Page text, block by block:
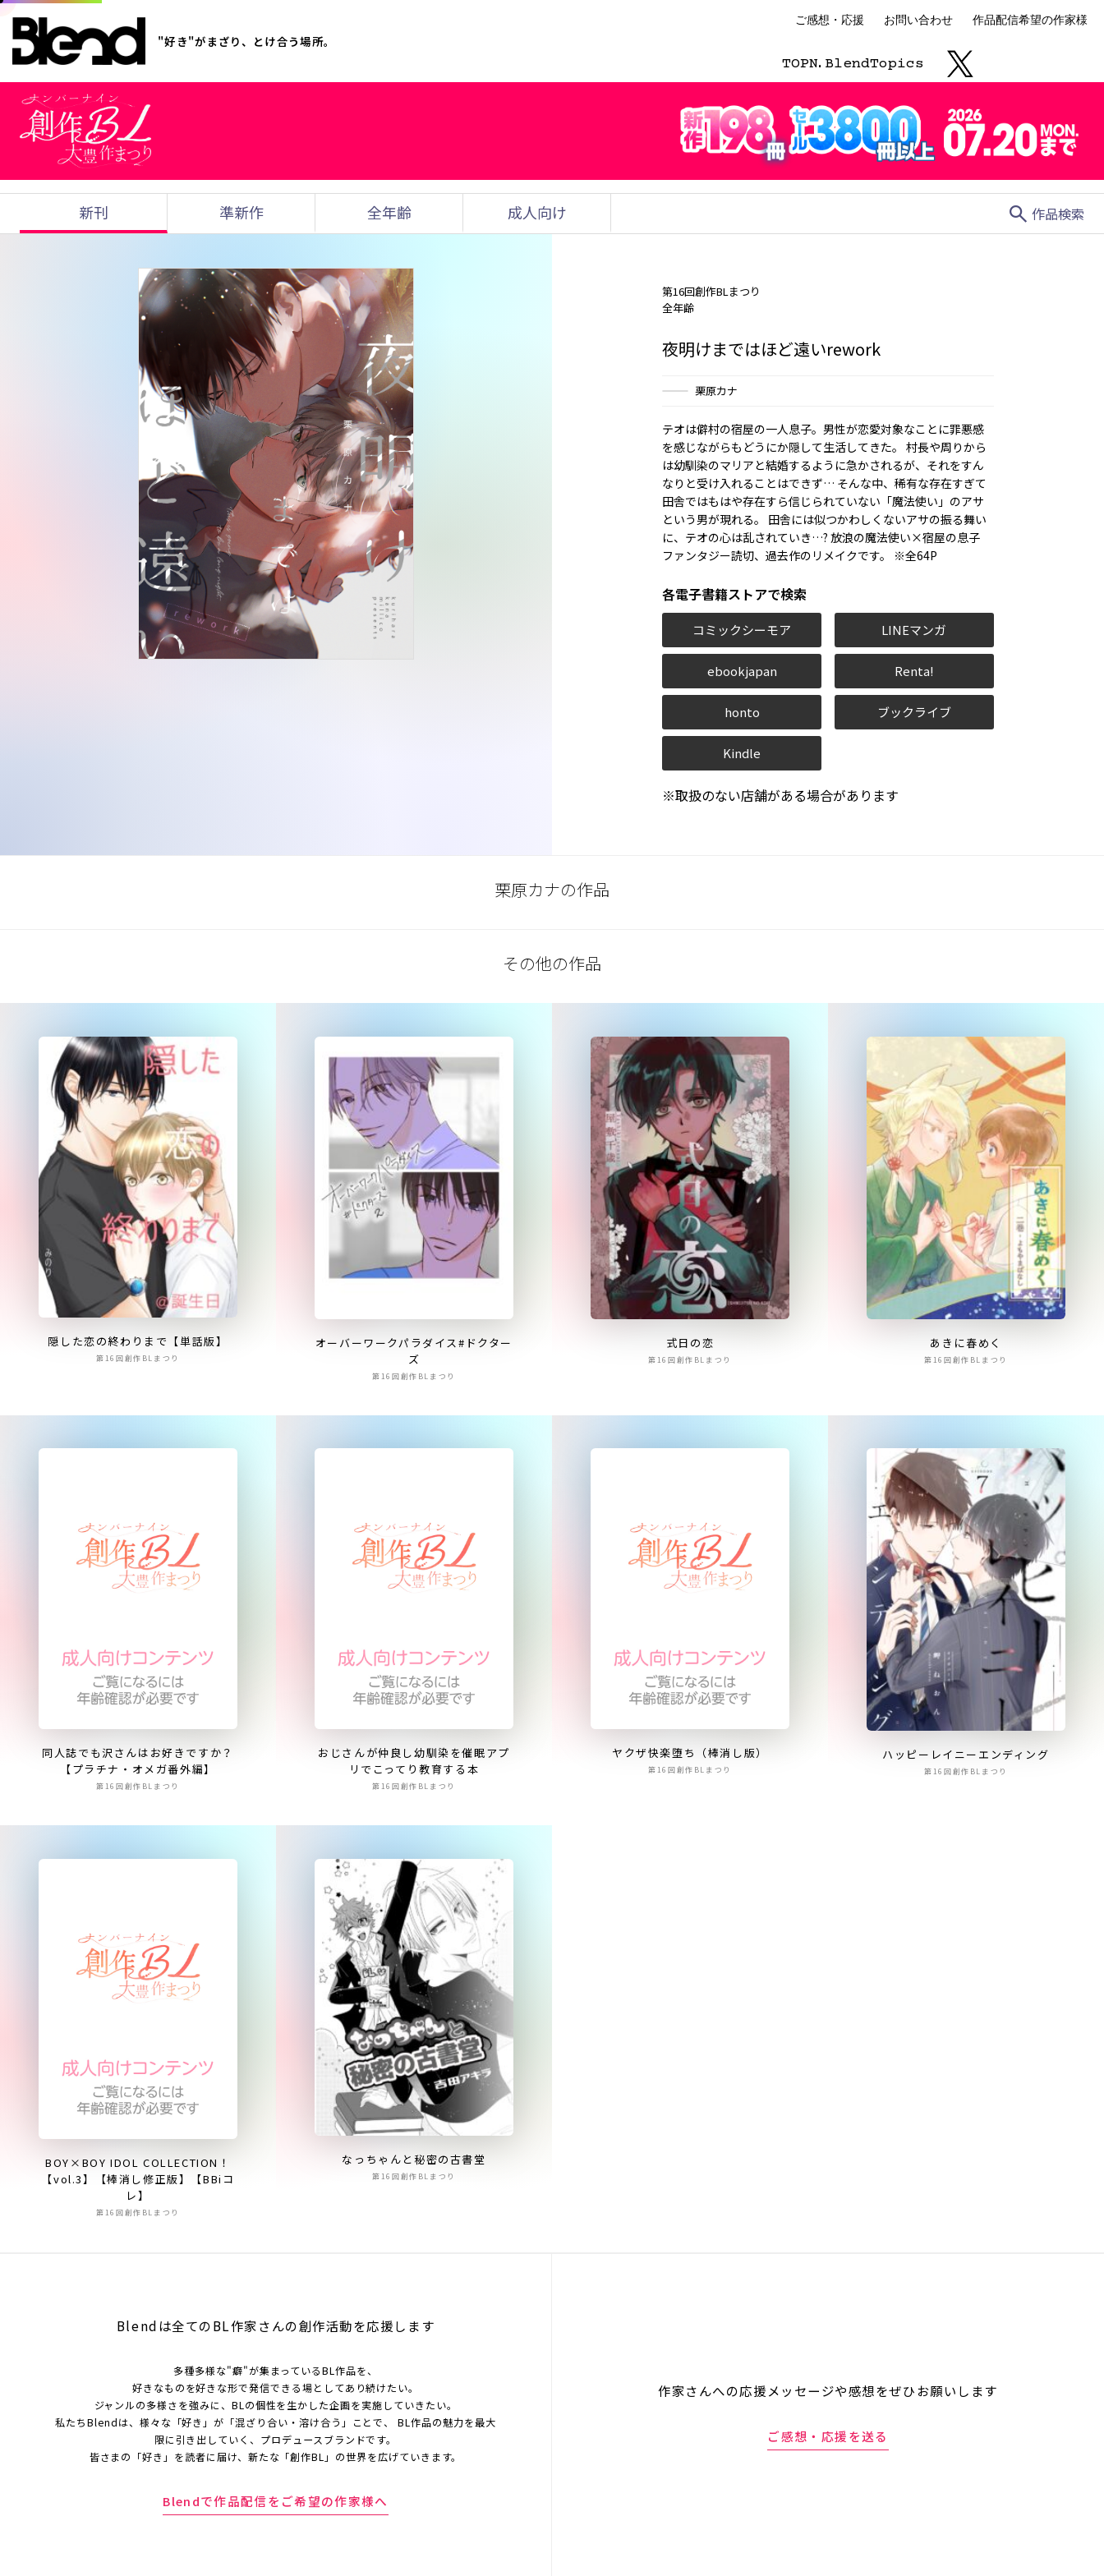
"好き"がまざり、とけ合う場所。
ご感想・応援 お問い合わせ 作品配信希望の作家様
TOPN. BlendTopics
新刊 準新作 全年齢 成人向け search 作品検索
第16回創作BLまつり
全年齢
夜明けまではほど遠いrework
栗原カナ
テオは僻村の宿屋の一人息子。男性が恋愛対象なことに罪悪感
を感じながらもどうにか隠して生活してきた。 村長や周りから
は幼馴染のマリアと結婚するように急かされるが、それをすん
なりと受け入れることはできず… そんな中、稀有な存在すぎて
田舎ではもはや存在すら信じられていない「魔法使い」のアサ
という男が現れる。 田舎には似つかわしくないアサの振る舞い
に、テオの心は乱されていき…? 放浪の魔法使い×宿屋の息子
ファンタジー読切、過去作のリメイクです。 ※全64P
各電子書籍ストアで検索
コミックシーモア LINEマンガ
ebookjapan Renta!
honto ブックライブ
Kindle
※取扱のない店舗がある場合があります
栗原カナの作品
その他の作品
隠した恋の終わりまで【単話版】
第16回創作BLまつり
オーバーワークパラダイス#ドクター
ズ
第16回創作BLまつり
式日の恋
第16回創作BLまつり
あきに春めく
第16回創作BLまつり
同人誌でも沢さんはお好きですか？
【プラチナ・オメガ番外編】
第16回創作BLまつり
おじさんが仲良し幼馴染を催眠アプ
リでこってり教育する本
第16回創作BLまつり
ヤクザ快楽堕ち（棒消し版）
第16回創作BLまつり
ハッピーレイニーエンディング
第16回創作BLまつり
BOY×BOY IDOL COLLECTION！
【vol.3】【棒消し修正版】【BBiコ
レ】
第16回創作BLまつり
なっちゃんと秘密の古書堂
第16回創作BLまつり
Blendは全てのBL作家さんの創作活動を応援します
多種多様な"癖"が集まっているBL作品を、
好きなものを好きな形で発信できる場としてあり続けたい。
ジャンルの多様さを強みに、BLの個性を生かした企画を実施していきたい。
私たちBlendは、様々な「好き」が「混ざり合い・溶け合う」ことで、 BL作品の魅力を最大
限に引き出していく、プロデュースブランドです。
皆さまの「好き」を読者に届け、新たな「創作BL」の世界を広げていきます。
Blendで作品配信をご希望の作家様へ
作家さんへの応援メッセージや感想をぜひお願いします
ご感想・応援を送る